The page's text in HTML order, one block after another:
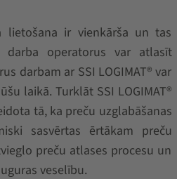
lietošana ir vienkārša un tas
darba operatorus var atlasīt
darbam ar SSI LOGIMAT® var
laikā. Turklāt SSI LOGIMAT®
tā, ka preču uzglabāšanas
sasvērtas ērtākam preču
preču atlases procesu un
veselību.